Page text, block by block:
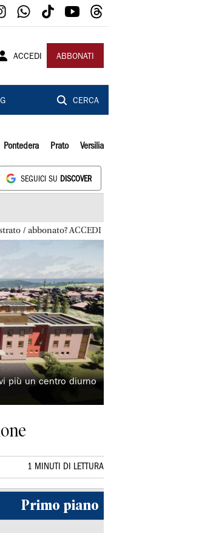
ACCEDI ABBONATI
CERCA
Pontedera Prato Versilia
SEGUICI SU DISCOVER
/ abbonato? ACCEDI
più un centro diurno
1 MINUTI DI LETTURA
Primo piano